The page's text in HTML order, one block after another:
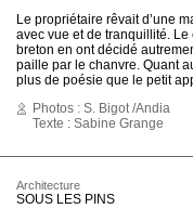
Le propriétaire rêvait d’une
avec vue et de tranquillité.
breton en ont décidé
paille par le chanvre. Quant
plus de poésie que le petit
Photos : S. Bigot /Andia
Texte : Sabine Grange
Architecture
SOUS LES PINS